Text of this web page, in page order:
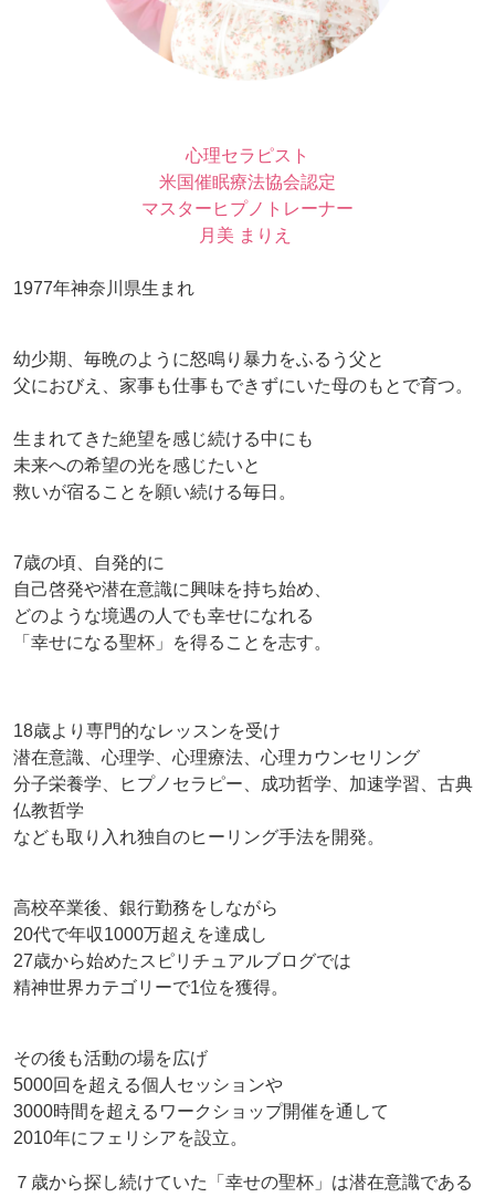
心理セラピスト
米国催眠療法協会認定
マスターヒプノトレーナー
月美 まりえ
1977年神奈川県生まれ
幼少期、毎晩のように怒鳴り暴力をふるう父と
父におびえ、家事も仕事もできずにいた母のもとで育つ。
生まれてきた絶望を感じ続ける中にも
未来への希望の光を感じたいと
救いが宿ることを願い続ける毎日。
7歳の頃、自発的に
自己啓発や潜在意識に興味を持ち始め、
どのような境遇の人でも幸せになれる
「幸せになる聖杯」を得ることを志す。
18歳より専門的なレッスンを受け
潜在意識、心理学、心理療法、心理カウンセリング
分子栄養学、ヒプノセラピー、成功哲学、加速学習、古典
仏教哲学
なども取り入れ独自のヒーリング手法を開発。
高校卒業後、銀行勤務をしながら
20代で年収1000万超えを達成し
27歳から始めたスピリチュアルブログでは
精神世界カテゴリーで1位を獲得。
その後も活動の場を広げ
5000回を超える個人セッションや
3000時間を超えるワークショップ開催を通して
2010年にフェリシアを設立。
７歳から探し続けていた「幸せの聖杯」は潜在意識である